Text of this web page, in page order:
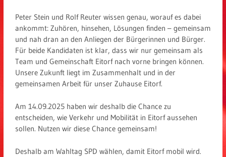
Peter Stein und Rolf Reuter wissen genau, worauf es dabei
ankommt: Zuhören, hinsehen, Lösungen finden – gemeinsam
und nah dran an den Anliegen der Bürgerinnen und Bürger.
Für beide Kandidaten ist klar, dass wir nur gemeinsam als
Team und Gemeinschaft Eitorf nach vorne bringen können.
Unsere Zukunft liegt im Zusammenhalt und in der
gemeinsamen Arbeit für unser Zuhause Eitorf.
Am 14.09.2025 haben wir deshalb die Chance zu
entscheiden, wie Verkehr und Mobilität in Eitorf aussehen
sollen. Nutzen wir diese Chance gemeinsam!
Deshalb am Wahltag SPD wählen, damit Eitorf mobil wird.